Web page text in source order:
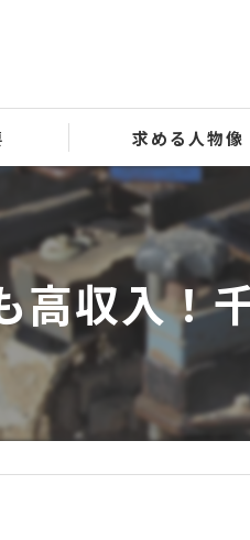
求める人物像
高収入！